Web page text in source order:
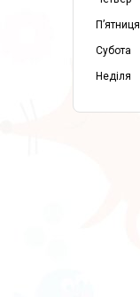
Пʼятниця
Субота
Неділя